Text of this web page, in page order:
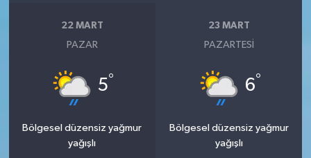
22 MART
PAZAR
5°
Bölgesel düzensiz yağmur
yağışlı
23 MART
PAZARTESI
6°
Bölgesel düzensiz yağmur
yağışlı